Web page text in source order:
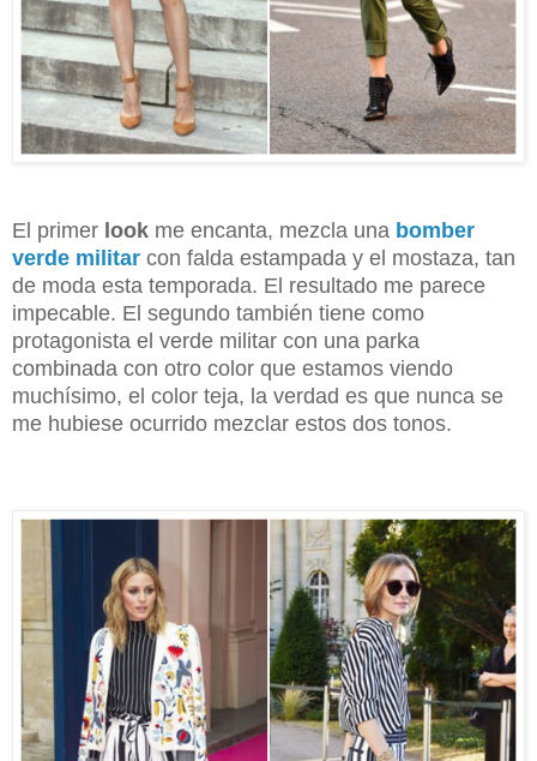
El primer look me encanta, mezcla una bomber
verde militar con falda estampada y el mostaza, tan
de moda esta temporada. El resultado me parece
impecable. El segundo también tiene como
protagonista el verde militar con una parka
combinada con otro color que estamos viendo
muchísimo, el color teja, la verdad es que nunca se
me hubiese ocurrido mezclar estos dos tonos.